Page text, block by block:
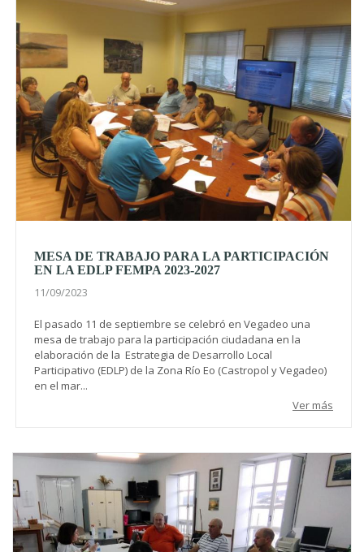
MESA DE TRABAJO PARA LA PARTICIPACIÓN
EN LA EDLP FEMPA 2023-2027
11/09/2023
El pasado 11 de septiembre se celebró en Vegadeo una
mesa de trabajo para la participación ciudadana en la
elaboración de la Estrategia de Desarrollo Local
Participativo (EDLP) de la Zona Río Eo (Castropol y Vegadeo)
en el mar...
Ver más